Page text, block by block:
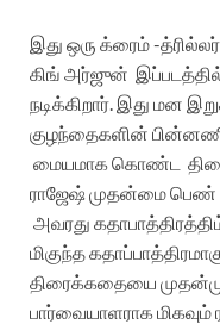
இது ஒரு க்ரைம் -
கிங் அர்ஜுன்
நடிக்கிறார். இது மன
குழந்தைகளின்
மையமாக கொண்ட
ராஜேஷ் முதன்மை பெண்
அவரது
மிகுந்த
திரைக்கதையை
பார்வையாளராக